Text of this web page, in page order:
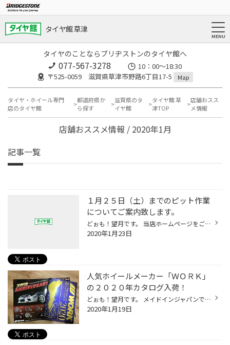
タイヤ館 草津
タイヤのことならブリヂストンのタイヤ館へ
077-567-3278
10：00～18:30
〒525-0059 滋賀県草津市野路6丁目17-5
Map
タイヤ・ホイール専門
店のタイヤ館
都道府県か
ら探す
滋賀県のタ
イヤ館
タイヤ館 草
津TOP
店舗おスス
メ情報
店舗おススメ情報 / 2020年1月
記事一覧
１月２５日（土）までのピット作業
についてご案内致します。
どぉも！望月です。 当店ホームページをご覧いただき誠にありがとうございます。 皆様に当店のピット作業（タイヤ・オイル交換・ホイールアライメントなど） についてのご連絡をさせて頂きます。 当店ピットは現在リフト交換の為、工事を行っているのですが その都合上で通常であれば３台同時に作業...
2020年1月23日
人気ホイールメーカー「ＷＯＲＫ」
の２０２０年カタログ入荷！
どぉも！望月です。 メイドインジャパンでクオリティーの高いアルミホイールが人気のメーカー 「ＷＯＲＫ」= ワークの新しいホイールカタログが入荷致しました！ 今年のカタログは昨年の黒一色とは打って変わり キレイな青紫に金色の組み合わせで高級感のある仕上がり！ 今年は「ワークエモーション...
2020年1月19日